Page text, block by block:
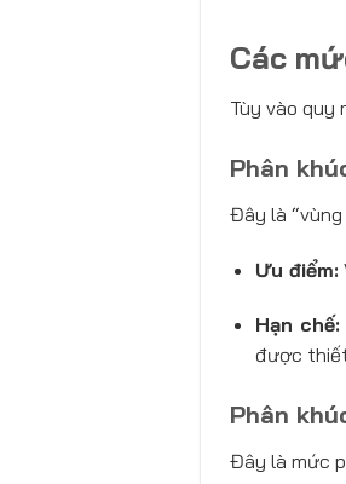
Các
Tùy vào quy
Phân
Đây là
Ưu điểm:
Hạn chế:
được
Phân
Đây là mức